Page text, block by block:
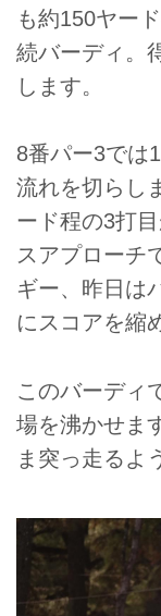
も約150ヤー
続バーディ。
します。
8番パー3では
流れを切らし
ード程の3打
スアプローチ
ギー、昨日は
にスコアを縮
このバーディ
場を沸かせま
ま突っ走るよ